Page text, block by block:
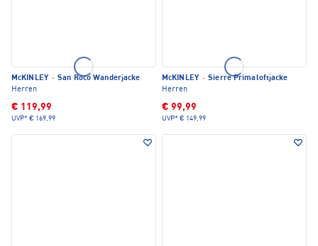
McKINLEY · San Roco Wanderjacke
Herren
€ 119,99
UVP* € 169,99
McKINLEY · Sierre Primaloftjacke
Herren
€ 99,99
UVP* € 149,99